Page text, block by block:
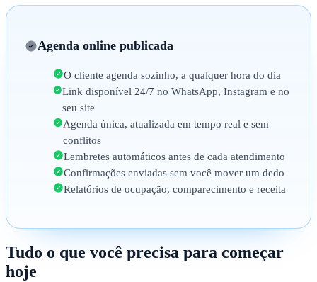
Agenda online publicada
O cliente agenda sozinho, a qualquer hora do dia
Link disponível 24/7 no WhatsApp, Instagram e no
seu site
Agenda única, atualizada em tempo real e sem
conflitos
Lembretes automáticos antes de cada atendimento
Confirmações enviadas sem você mover um dedo
Relatórios de ocupação, comparecimento e receita
Tudo o que você precisa para começar
hoje